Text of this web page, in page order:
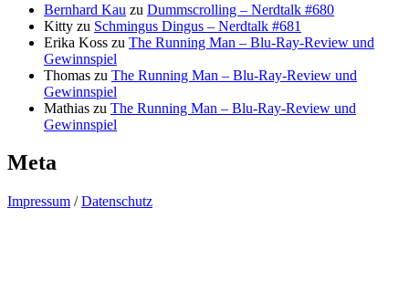
Bernhard Kau zu Dummscrolling – Nerdtalk #680
Kitty zu Schmingus Dingus – Nerdtalk #681
Erika Koss zu The Running Man – Blu-Ray-Review und
Gewinnspiel
Thomas zu The Running Man – Blu-Ray-Review und
Gewinnspiel
Mathias zu The Running Man – Blu-Ray-Review und
Gewinnspiel
Meta
Impressum /Datenschutz